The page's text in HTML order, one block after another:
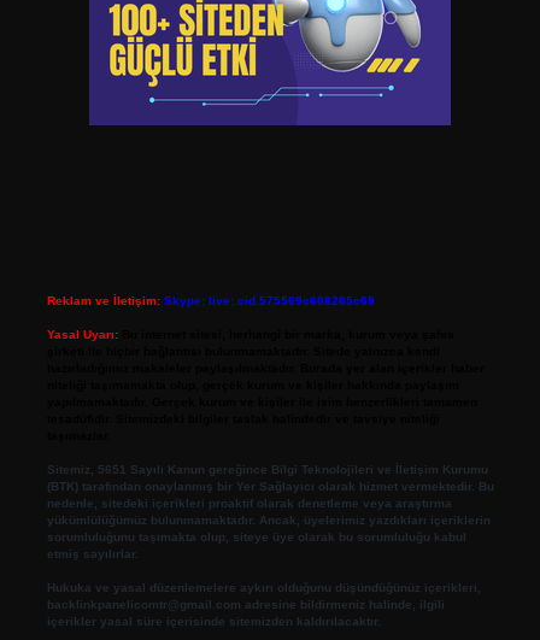
Reklam ve İletişim: Skype: live:.cid.575569c608265c69
Yasal Uyarı:
Sitemiz, 5651 Sayılı Kanun gereğince Bilgi Teknolojileri ve İletişim Kurumu
(BTK) tarafından onaylanmış bir Yer Sağlayıcı olarak hizmet vermektedir. Bu
nedenle, sitedeki içerikleri proaktif olarak denetleme veya araştırma
yükümlülüğümüz bulunmamaktadır. Ancak, üyelerimiz yazdıkları içeriklerin
sorumluluğunu taşımakta olup, siteye üye olarak bu sorumluluğu kabul
etmiş sayılırlar.
Hukuka ve yasal düzenlemelere aykırı olduğunu düşündüğünüz içerikleri,
backlinkpanelicomtr@gmail.com adresine bildirmeniz halinde, ilgili
içerikler yasal süre içerisinde sitemizden kaldırılacaktır.